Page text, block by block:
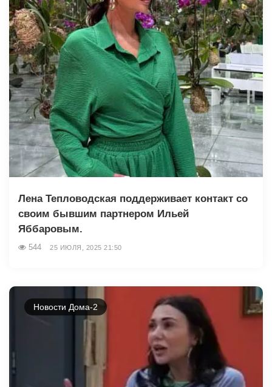
Лена Тепловодская поддерживает контакт со
своим бывшим партнером Ильей
Яббаровым.
544 25 ИЮЛЯ, 2025 21:50
Новости Дома-2